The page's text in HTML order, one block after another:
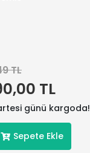
TL
TL
günü kargoda!
Sepete Ekle